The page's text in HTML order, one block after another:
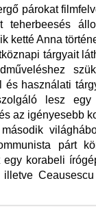
párokat
ketté Anna
tárgyait
használati
lesz egy
az igényesebb
párt
egy korabeli
Ceausescu